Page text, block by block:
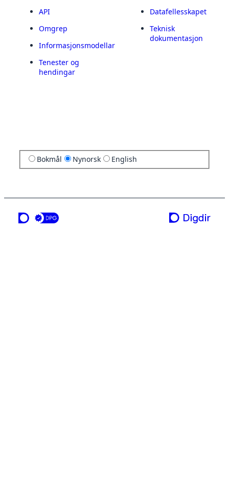
API
Omgrep
Informasjonsmodellar
Tenester og
hendingar
Datafellesskapet
Teknisk
dokumentasjon
Bokmål Nynorsk English